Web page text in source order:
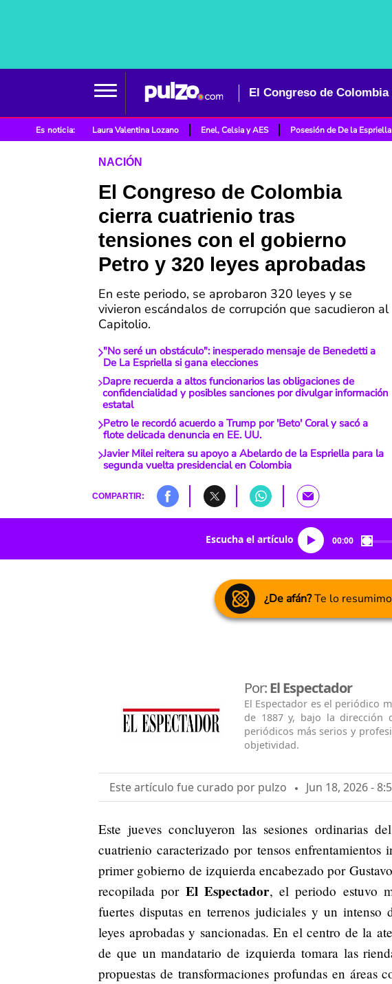
Es noticia: Laura Valentina Lozano Enel, Celsia y AES Posesión de De la Espriella
NACIÓN
El Congreso de Colombia
cierra cuatrienio tras
tensiones con el gobierno
Petro y 320 leyes aprobadas
En este periodo, se aprobaron 320 leyes y se
vivieron escándalos de corrupción que sacudieron al
Capitolio.
"No seré un obstáculo": inesperado mensaje de Benedetti a
De La Espriella si gana elecciones
Dapre recuerda a altos funcionarios las obligaciones de
confidencialidad y posibles sanciones por divulgar información
estatal
Petro le recordó acuerdo a Trump por 'Beto' Coral y sacó a
flote delicada denuncia en EE. UU.
Javier Milei reitera su apoyo a Abelardo de la Espriella para la
segunda vuelta presidencial en Colombia
COMPARTIR:
Escucha el artículo 00:00
¿De afán?Te lo
Por:El Espectador
El Espectador es el periódico
de 1887 y, bajo la dirección
periódicos más serios y
objetividad.
Este artículo fue curado por pulzo Jun 18, 2026 -
Este jueves concluyeron las sesiones ordinarias
cuatrienio caracterizado por tensos
primer gobierno de izquierda encabezado por
recopilada por El Espectador, el periodo estuvo
fuertes disputas en terrenos judiciales y un
leyes aprobadas y sancionadas. En el centro de la
de que un mandatario de izquierda tomara las
propuestas de transformaciones profundas en áreas